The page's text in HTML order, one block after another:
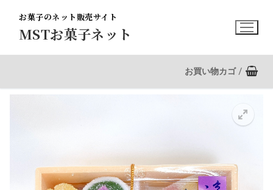
MSTお菓子ネット
お菓子のネット販売サイト
お買い物カゴ /